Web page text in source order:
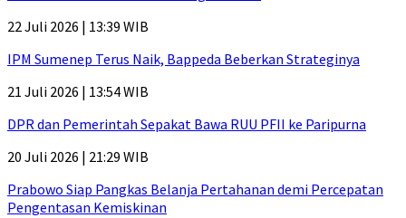
22 Juli 2026 | 13:39 WIB
IPM Sumenep Terus Naik, Bappeda Beberkan Strateginya
21 Juli 2026 | 13:54 WIB
DPR dan Pemerintah Sepakat Bawa RUU PFII ke Paripurna
20 Juli 2026 | 21:29 WIB
Prabowo Siap Pangkas Belanja Pertahanan demi Percepatan
Pengentasan Kemiskinan